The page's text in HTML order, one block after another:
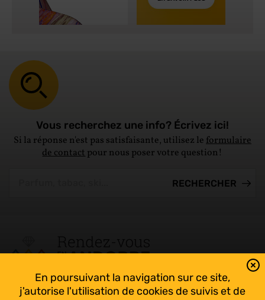
En poursuivant la navigation sur ce site,
j'autorise l'utilisation de cookies de suivis et de
Vous recherchez une info? Écrivez ici!
Si la réponse n'est pas satisfaisante, utilisez leformulaire
de contactpour nous poser votre question!
Tout suivre sur l’Andorre!